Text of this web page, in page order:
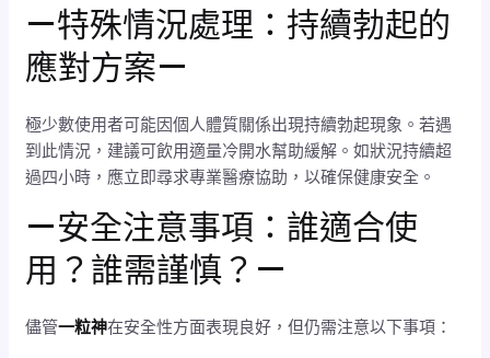
—特殊情況處理：持續勃起的
應對方案—
極少數使用者可能因個人體質關係出現持續勃起現象。若遇
到此情況，建議可飲用適量冷開水幫助緩解。如狀況持續超
過四小時，應立即尋求專業醫療協助，以確保健康安全。
—安全注意事項：誰適合使
用？誰需謹慎？—
儘管一粒神在安全性方面表現良好，但仍需注意以下事項：